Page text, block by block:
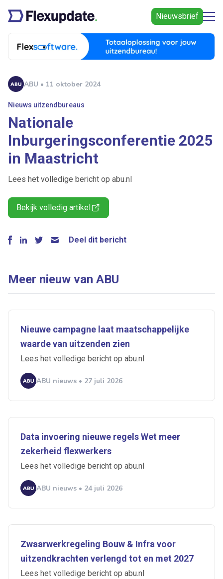
Nieuwsbrief
ABU • 11 oktober 2024
Nieuws uitzendbureaus
Nationale
Inburgeringsconferentie 2025
in Maastricht
Lees het volledige bericht op abu.nl
Bekijk volledig artikel
Deel dit bericht
Meer nieuw van ABU
Nieuwe campagne laat maatschappelijke
waarde van uitzenden zien
Lees het volledige bericht op abu.nl
ABU nieuws • 27 juli 2026
Data invoering nieuwe regels Wet meer
zekerheid flexwerkers
Lees het volledige bericht op abu.nl
ABU nieuws • 24 juli 2026
Zwaarwerkregeling Bouw & Infra voor
uitzendkrachten verlengd tot en met 2027
Lees het volledige bericht op abu.nl